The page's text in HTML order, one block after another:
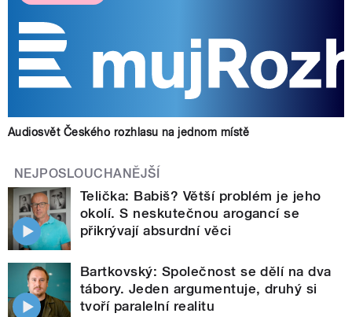
Audiosvět Českého rozhlasu na jednom místě
NEJPOSLOUCHANĚJŠÍ
Telička: Babiš? Větší problém je jeho
okolí. S neskutečnou arogancí se
přikrývají absurdní věci
Bartkovský: Společnost se dělí na dva
tábory. Jeden argumentuje, druhý si
tvoří paralelní realitu